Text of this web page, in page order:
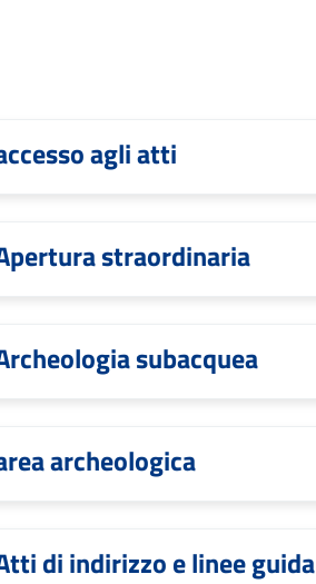
agli atti
straordinaria
subacquea
archeologica
di indirizzo e linee guida